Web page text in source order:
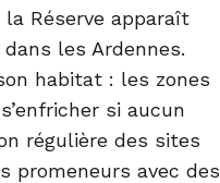
Réserve apparaît
les Ardennes.
habitat : les zones
si aucun
régulière des sites
promeneurs avec des